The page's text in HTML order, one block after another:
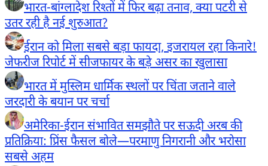
भारत-बांग्लादेश रिश्तों में फिर बढ़ा तनाव, क्या पटरी से
उतर रही है नई शुरुआत?
ईरान को मिला सबसे बड़ा फायदा, इजरायल रहा किनारे!
जेफरीज रिपोर्ट में सीजफायर के बड़े असर का खुलासा
भारत में मुस्लिम धार्मिक स्थलों पर चिंता जताने वाले
जरदारी के बयान पर चर्चा
अमेरिका-ईरान संभावित समझौते पर सऊदी अरब की
प्रतिक्रिया: प्रिंस फैसल बोले—परमाणु निगरानी और भरोसा
सबसे अहम